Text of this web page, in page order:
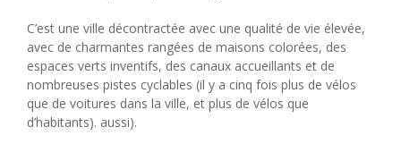
C’est une ville décontractée avec une qualité de vie élevée,
avec de charmantes rangées de maisons colorées, des
espaces verts inventifs, des canaux accueillants et de
nombreuses pistes cyclables (il y a cinq fois plus de vélos
que de voitures dans la ville, et plus de vélos que
d’habitants). aussi).